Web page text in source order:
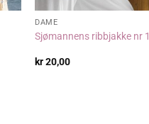
DAME
Sjømannens ribbjakke nr 1
kr20,00